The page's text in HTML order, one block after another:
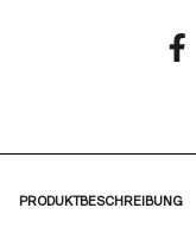
PRODUKTBESCHREIBUNG